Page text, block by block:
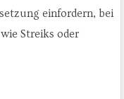
einfordern, bei
Streiks oder